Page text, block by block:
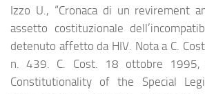
Izzo U., “Cronaca di un revirement
assetto costituzionale
detenuto affetto da HIV. Nota a C.
n. 439. C. Cost. 18 ottobre
Constitutionality of the Special